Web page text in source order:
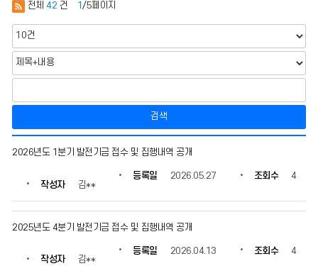
전체 42 건 1 /5페이지
검색
전
의
게
시
2026년도 1분기 발전기금 접수 및 집행내역 공개
작성자 김**
등록일 2026.05.27 조회수 4
2025년도 4분기 발전기금 접수 및 집행내역 공개
작성자 김**
등록일 2026.04.13 조회수 4